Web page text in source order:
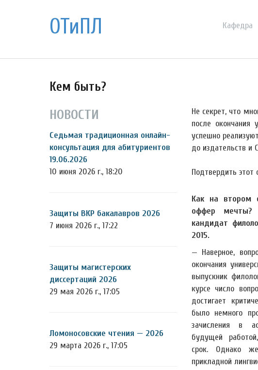
ОТиПЛ Кафедра
Кем быть?
НОВОСТИ
Седьмая традиционная онлайн-
консультация для абитуриентов
19.06.2026
10 июня 2026 г., 18:20
Защиты ВКР бакалавров 2026
7 июня 2026 г., 17:22
Защиты магистерских
диссертаций 2026
29 мая 2026 г., 17:05
Ломоносовские чтения — 2026
29 марта 2026 г., 17:05
Не секрет, что
после окончания
успешно
до издательств и
Подтвердить этот
Как на втором
оффер мечты?
кандидат
2015.
— Наверное,
окончания
выпускник
курсе число
достигает
было немного
зачисления в
будущей
срок. Однако
прикладной